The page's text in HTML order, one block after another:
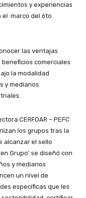
y experiencias
el marco del 6to
las ventajas
comerciales
la modalidad
y medianos
CERFOAR – PEFC
los grupos tras la
alcanzar el sello
Grupo’ se diseñó con
y medianos
un nivel de
específicas que les